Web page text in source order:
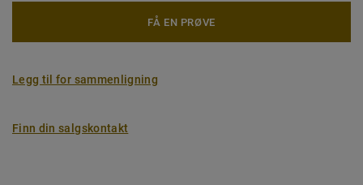
FÅ EN PRØVE
Legg til for sammenligning
Finn din salgskontakt